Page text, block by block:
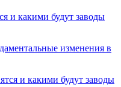
и какими будут заводы
изменения в